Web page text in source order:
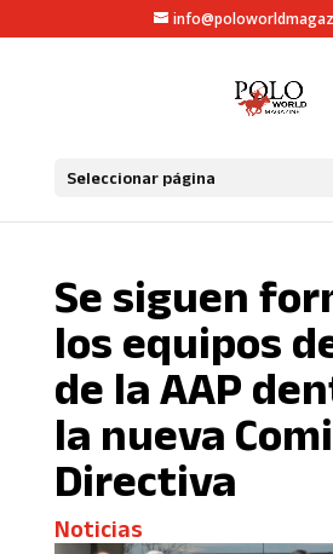
Seleccionar página
Se siguen
los equipos
de la AAP
la nueva
Directiva
Noticias